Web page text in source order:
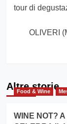
tour di
OLIVERI
Altre storie
Food & Wine
WINE NOT? A